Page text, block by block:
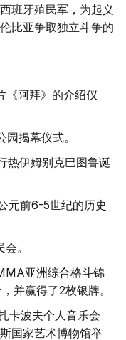
班牙殖民军，为起义
比亚争取独立斗争的
《阿拜》的介绍仪
揭幕仪式。
热伊姆别克巴图鲁诞
元前6-5世纪的历史
。
亚洲综合格斗锦
并赢得了2枚银牌。
卡波夫个人音乐会
国家艺术博物馆举